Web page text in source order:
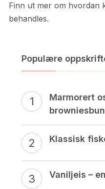
Finn ut mer om hvordan
behandles.
Populære
Marmorert
Klassisk
Vaniljeis –